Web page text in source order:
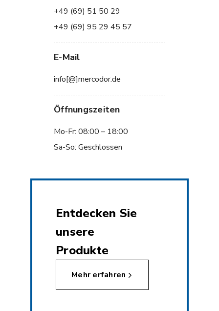
+49 (69) 51 50 29
+49 (69) 95 29 45 57
E-Mail
info[@]mercodor.de
Öffnungszeiten
Mo-Fr: 08:00 – 18:00
Sa-So: Geschlossen
Entdecken Sie
unsere
Produkte
Mehr erfahren